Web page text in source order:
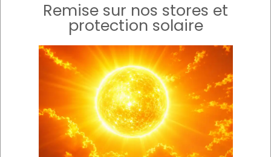
Remise sur nos stores et
protection solaire